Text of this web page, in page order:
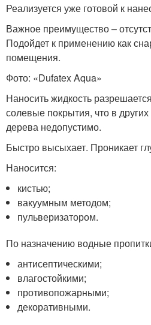
Реализуется уже готовой к
Важное преимущество ‒
Подойдет к применению как
помещения.
Фото: «Dufatex Aqua»
Наносить жидкость
солевые покрытия, что в
дерева недопустимо.
Быстро высыхает. Проникает
Наносится:
кистью;
вакуумным методом;
пульверизатором.
По назначению водные
антисептическими;
влагостойкими;
противопожарными;
декоративными.